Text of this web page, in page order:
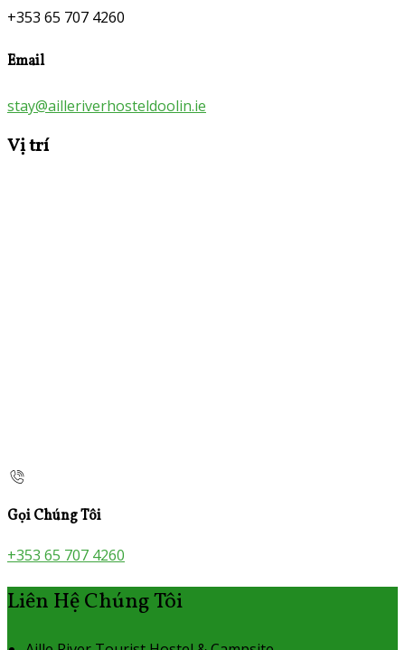
+353 65 707 4260
Email
stay@ailleriverhosteldoolin.ie
Vị trí
Gọi Chúng Tôi
+353 65 707 4260
Liên Hệ Chúng Tôi